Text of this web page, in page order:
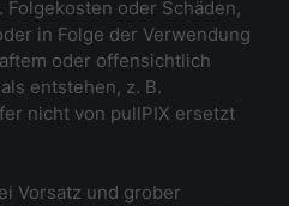
oder Schäden,
in Folge der Verwendung
oder offensichtlich
entstehen, z. B.
nicht von pullPIX ersetzt
Vorsatz und grober